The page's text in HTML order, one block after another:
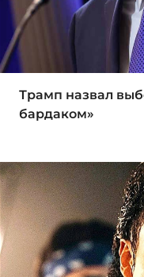
Трамп назвал
бардаком»